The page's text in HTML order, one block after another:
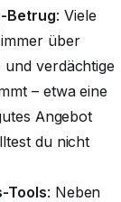
Betrug: Viele
über
verdächtige
– etwa eine
Angebot
du nicht
Tools: Neben